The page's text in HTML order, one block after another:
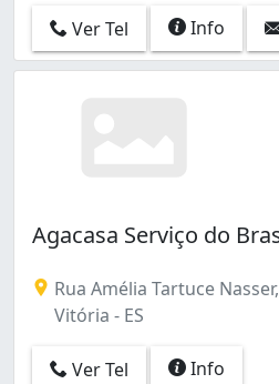
Ver Tel Info
Agacasa Serviço do
Rua Amélia Tartuce
Vitória - ES
Ver Tel Info